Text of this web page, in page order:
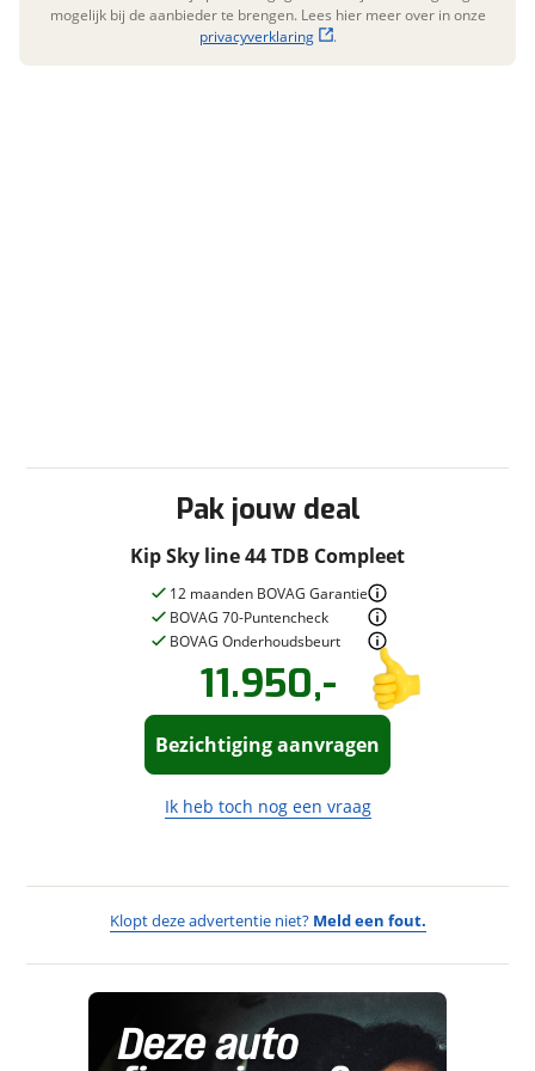
Reservewiel
Reservewiel-beugel
Pak jouw deal
Kip Sky line 44 TDB Compleet
12 maanden BOVAG Garantie
BOVAG 70-Puntencheck
BOVAG Onderhoudsbeurt
11.950,-
Bezichtiging aanvragen
Vraag een
bezichtiging
aan!
Zikken Caravans neemt
snel contact met je op om
Jouw
contactgegevens
Ik heb toch nog een vraag
Stel eenvraag!
Zikken Caravans neemt
snel contact met je op om je
vraag te beantwoorden.
Vraag
mogelijk bij de aanbieder te brengen. Lees hier meer over in onze
privacyverklaring
.
Klopt deze advertentie niet? Meld een fout.
Wat vervelend dat je een fout
hebt ontdekt.
Maar wat fijn dat je de moeite neemt om die te